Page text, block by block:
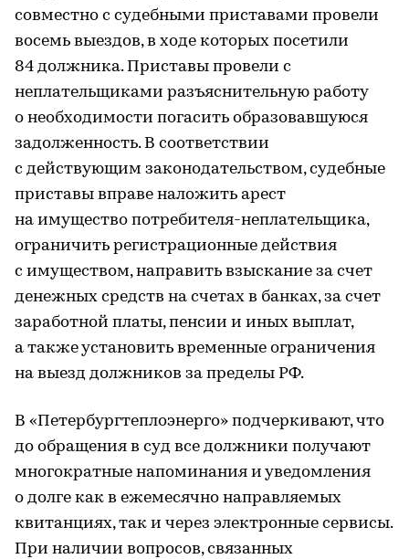
совместно с судебными приставами провели
восемь выездов, в ходе которых посетили
84 должника. Приставы провели с
неплательщиками разъяснительную работу
о необходимости погасить образовавшуюся
задолженность. В соответствии
с действующим законодательством, судебные
приставы вправе наложить арест
на имущество потребителя-неплательщика,
ограничить регистрационные действия
с имуществом, направить взыскание за счет
денежных средств на счетах в банках, за счет
заработной платы, пенсии и иных выплат,
а также установить временные ограничения
на выезд должников за пределы РФ.
В «Петербургтеплоэнерго» подчеркивают, что
до обращения в суд все должники получают
многократные напоминания и уведомления
о долге как в ежемесячно направляемых
квитанциях, так и через электронные сервисы.
При наличии вопросов, связанных